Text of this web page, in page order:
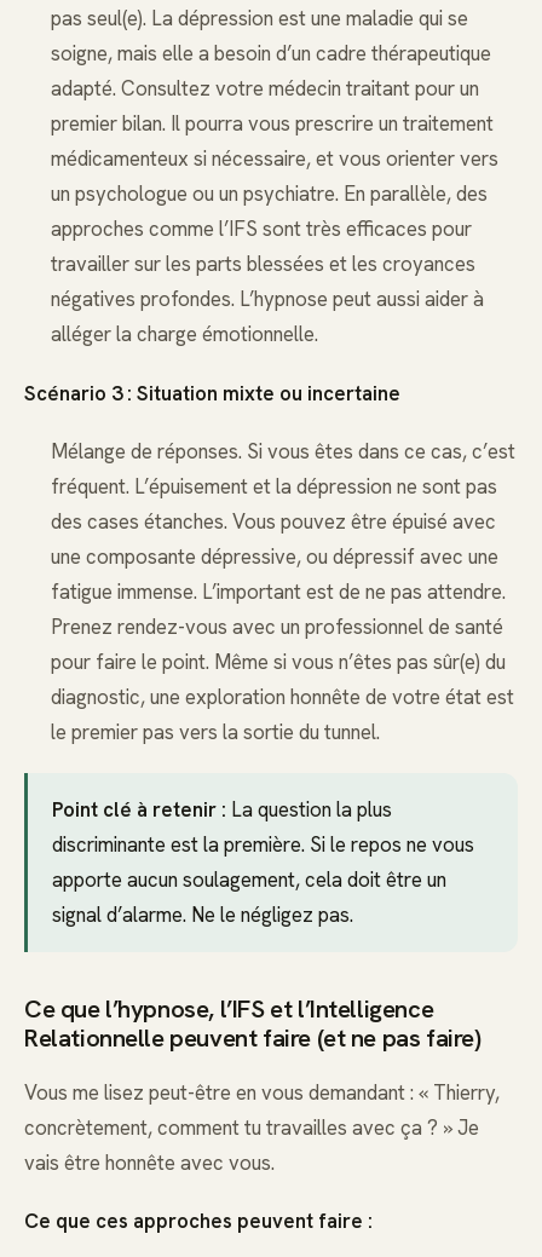
pas seul(e). La dépression est une maladie qui se
soigne, mais elle a besoin d’un cadre thérapeutique
adapté. Consultez votre médecin traitant pour un
premier bilan. Il pourra vous prescrire un traitement
médicamenteux si nécessaire, et vous orienter vers
un psychologue ou un psychiatre. En parallèle, des
approches comme l’IFS sont très efficaces pour
travailler sur les parts blessées et les croyances
négatives profondes. L’hypnose peut aussi aider à
alléger la charge émotionnelle.
Scénario 3 : Situation mixte ou incertaine
Mélange de réponses. Si vous êtes dans ce cas, c’est
fréquent. L’épuisement et la dépression ne sont pas
des cases étanches. Vous pouvez être épuisé avec
une composante dépressive, ou dépressif avec une
fatigue immense. L’important est de ne pas attendre.
Prenez rendez-vous avec un professionnel de santé
pour faire le point. Même si vous n’êtes pas sûr(e) du
diagnostic, une exploration honnête de votre état est
le premier pas vers la sortie du tunnel.
Point clé à retenir : La question la plus
discriminante est la première. Si le repos ne vous
apporte aucun soulagement, cela doit être un
signal d’alarme. Ne le négligez pas.
Ce que l’hypnose, l’IFS et l’Intelligence
Relationnelle peuvent faire (et ne pas faire)
Vous me lisez peut-être en vous demandant : « Thierry,
concrètement, comment tu travailles avec ça ? » Je
vais être honnête avec vous.
Ce que ces approches peuvent faire :